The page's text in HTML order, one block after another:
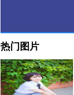
热门图片